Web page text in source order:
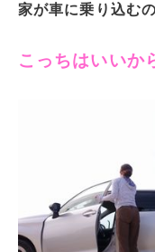
家が車に乗り込む
こっちはいいか